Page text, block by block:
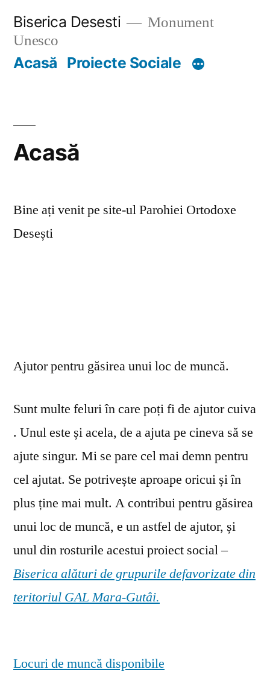
content
Biserica Desesti
Monument
Unesco
Acasă Proiecte Sociale
Acasă
Bine ați venit pe site-ul Parohiei Ortodoxe
Desești
Ajutor pentru găsirea unui loc de muncă.
Sunt multe feluri în care poți fi de ajutor cuiva
. Unul este și acela, de a ajuta pe cineva să se
ajute singur. Mi se pare cel mai demn pentru
cel ajutat. Se potrivește aproape oricui și în
plus ține mai mult. A contribui pentru găsirea
unui loc de muncă, e un astfel de ajutor, și
unul din rosturile acestui proiect social –
Biserica alături de grupurile defavorizate din
teritoriul GAL Mara-Gutâi.
Locuri de muncă disponibile